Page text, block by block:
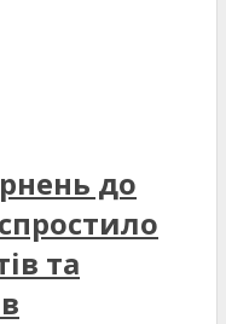
до
та